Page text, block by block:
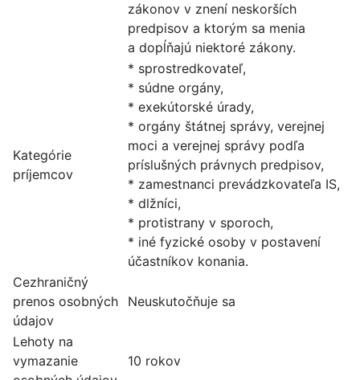
zákonov v znení neskorších
predpisov a ktorým sa menia
a dopĺňajú niektoré zákony.
Kategórie
príjemcov
* sprostredkovateľ,
* súdne orgány,
* exekútorské úrady,
* orgány štátnej správy, verejnej
moci a verejnej správy podľa
príslušných právnych predpisov,
* zamestnanci prevádzkovateľa IS,
* dlžníci,
* protistrany v sporoch,
* iné fyzické osoby v postavení
účastníkov konania.
Cezhraničný
prenos osobných
údajov
Neuskutočňuje sa
Lehoty na
vymazanie
10 rokov